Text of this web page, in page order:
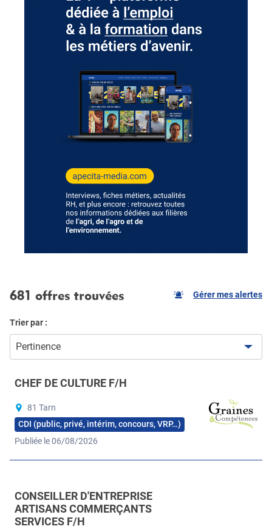
681 offres trouvées Gérer mes alertes
Trier par :
Pertinence
CHEF DE CULTURE F/H
81 Tarn
CDI (public, privé, intérim, concours, VRP…)
Publiée le 06/08/2026
CONSEILLER D'ENTREPRISE
ARTISANS COMMERÇANTS
SERVICES F/H